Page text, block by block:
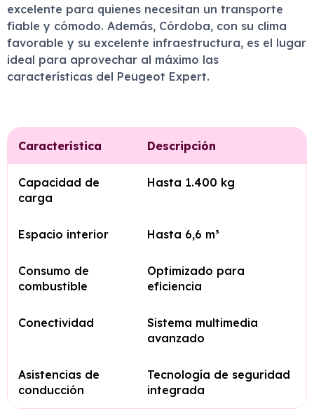
excelente para quienes necesitan un transporte
fiable y cómodo. Además, Córdoba, con su clima
favorable y su excelente infraestructura, es el lugar
ideal para aprovechar al máximo las
características del Peugeot Expert.
Característica Descripción
Capacidad de
carga
Hasta 1.400 kg
Espacio interior Hasta 6,6 m³
Consumo de
combustible
Optimizado para
eficiencia
Conectividad
Sistema multimedia
avanzado
Asistencias de
conducción
Tecnología de seguridad
integrada